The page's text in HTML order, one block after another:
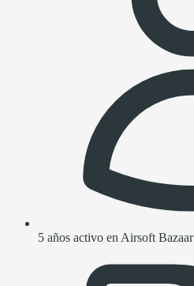
5 años activo en Airsoft Bazaar